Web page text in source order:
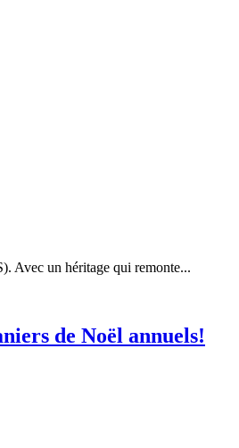
Avec un héritage qui remonte...
de Noël annuels!